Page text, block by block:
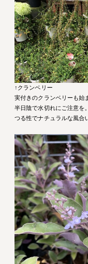
↑クランベリー
実付きのクランベリーも始
半日陰で水切れにご注意を。
つる性でナチュラルな風合